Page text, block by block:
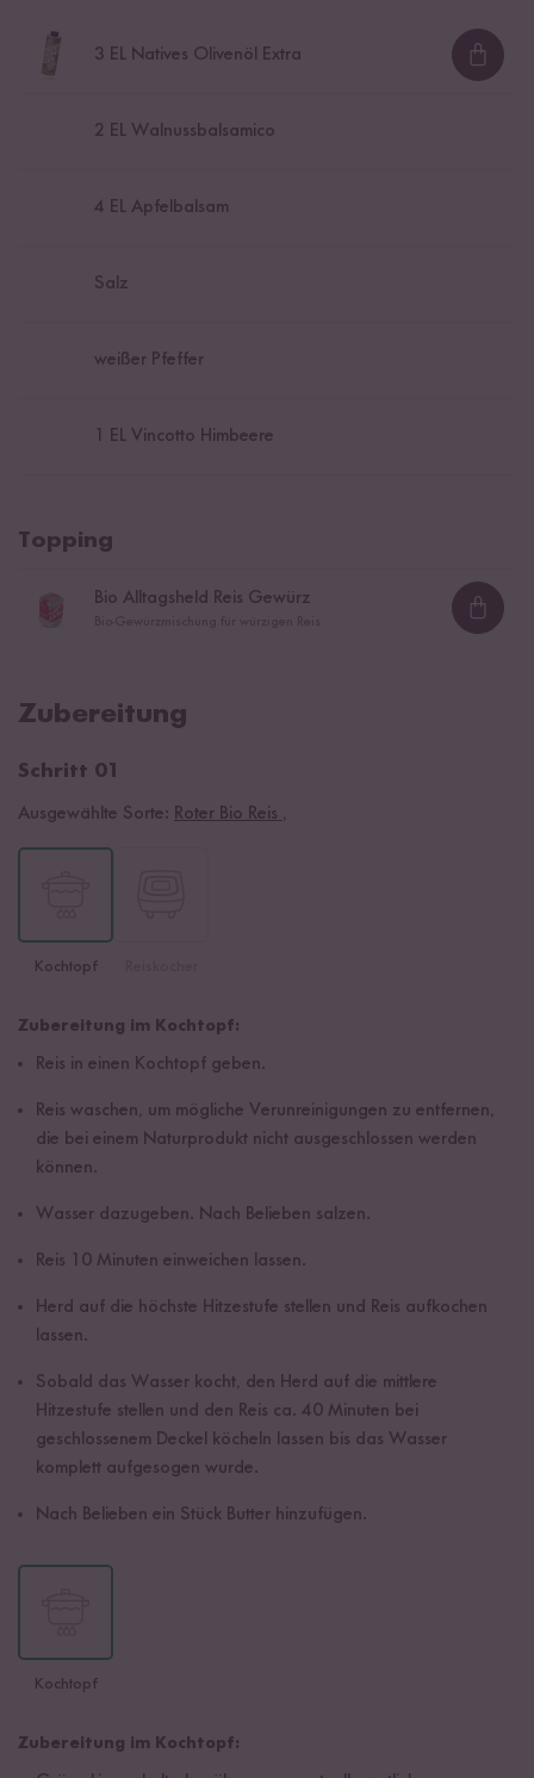
3 EL Natives Olivenöl Extra
2 EL Walnussbalsamico
4 EL Apfelbalsam
Salz
weißer Pfeffer
1 EL Vincotto Himbeere
Topping
Bio Alltagsheld Reis Gewürz
Zubereitung
Schritt 01
Ausgewählte Sorte: Roter Bio Reis ,
Kochtopf
Zubereitung im Kochtopf:
Reis in einen Kochtopf geben.
Reis waschen, um mögliche Verunreinigungen zu entfernen,
die bei einem Naturprodukt nicht ausgeschlossen werden
können.
Wasser dazugeben. Nach Belieben salzen.
Reis 10 Minuten einweichen lassen.
Herd auf die höchste Hitzestufe stellen und Reis aufkochen
lassen.
Sobald das Wasser kocht, den Herd auf die mittlere
Hitzestufe stellen und den Reis ca. 40 Minuten bei
geschlossenem Deckel köcheln lassen bis das Wasser
komplett aufgesogen wurde.
Nach Belieben ein Stück Butter hinzufügen.
Kochtopf
Zubereitung im Kochtopf: